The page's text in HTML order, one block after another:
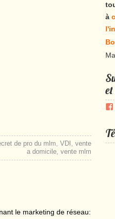
de pro du mlm, VDI , vente
a domicile, vente mlm
le marketing de réseau:
à